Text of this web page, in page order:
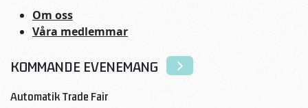
Om oss
Våra medlemmar
KOMMANDE EVENEMANG
Automatik Trade Fair